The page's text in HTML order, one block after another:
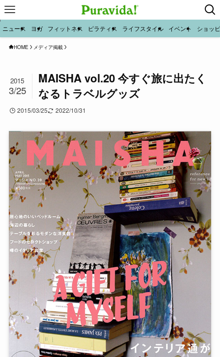
ニュース ヨガ フィットネス ピラティス ライフスタイル イベント ショッ
HOME メディア掲載
MAISHA vol.20 今すぐ旅に出たく
なるトラベルグッズ
2015
3/25
2015/03/25 2022/10/31